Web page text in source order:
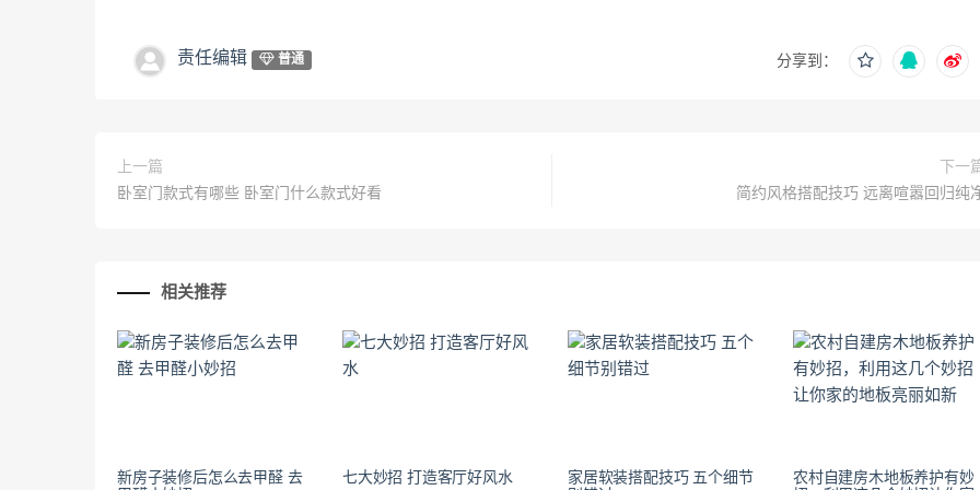
责任编辑 普通 分享到：
上一篇
卧室门款式有哪些 卧室门什么款式好看
下一
简约风格搭配技巧 远离喧嚣回归纯
相关推荐
新房子装修后怎么去甲醛 去
七大妙招 打造客厅好风水
家居软装搭配技巧 五个细节
农村自建房木地板养护有妙